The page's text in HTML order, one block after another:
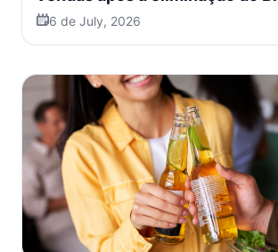
6 de July, 2026